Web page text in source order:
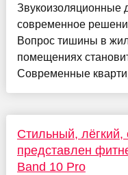
Звукоизоляционные
современное
Вопрос тишины в
помещениях
Современные
Стильный,
представлен
Band 10 Pro